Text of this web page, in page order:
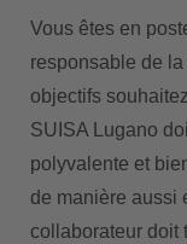
Vous êtes en
responsable de
objectifs
SUISA Lugano
polyvalente et
de manière aussi
collaborateur doit